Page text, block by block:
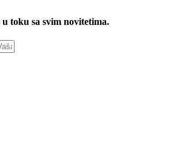
toku sa svim novitetima.